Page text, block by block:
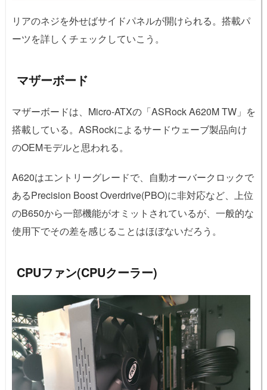
リアのネジを外せばサイドパネルが開けられる。搭載パ
ーツを詳しくチェックしていこう。
マザーボード
マザーボードは、Micro-ATXの「ASRock A620M TW」を
搭載している。ASRockによるサードウェーブ製品向け
のOEMモデルと思われる。
A620はエントリーグレードで、自動オーバークロックで
あるPrecision Boost Overdrive(PBO)に非対応など、上位
のB650から一部機能がオミットされているが、一般的な
使用下でその差を感じることはほぼないだろう。
CPUファン(CPUクーラー)